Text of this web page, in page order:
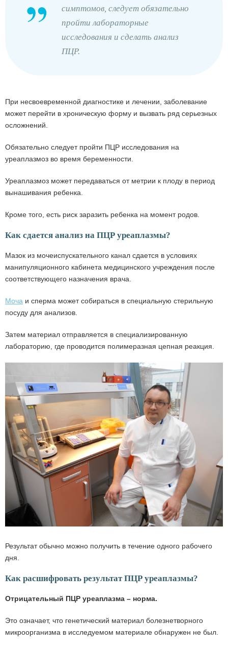
симптомов, следует обязательно
пройти лабораторные
исследования и сделать анализ
ПЦР.
При несвоевременной диагностике и лечении, заболевание
может перейти в хроническую форму и вызвать ряд серьезных
осложнений.
Обязательно следует пройти ПЦР исследования на
уреаплазмоз во время беременности.
Уреаплазмоз может передаваться от метрии к плоду в период
вынашивания ребенка.
Кроме того, есть риск заразить ребенка на момент родов.
Как сдается анализ на ПЦР уреаплазмы?
Мазок из мочеиспускательного канал сдается в условиях
манипуляционного кабинета медицинского учреждения после
соответствующего назначения врача.
Моча и сперма может собираться в специальную стерильную
посуду для анализов.
Затем материал отправляется в специализированную
лабораторию, где проводится полимеразная цепная реакция.
Результат обычно можно получить в течение одного рабочего
дня.
Как расшифровать результат ПЦР уреаплазмы?
Отрицательный ПЦР уреаплазма – норма.
Это означает, что генетический материал болезнетворного
микроорганизма в исследуемом материале обнаружен не был.